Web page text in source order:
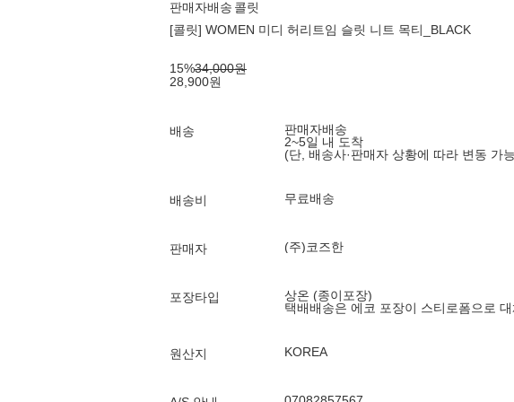
판매자배송 콜릿
[콜릿] WOMEN 미디 허리트임 슬릿 니트 목티_BLACK
15%34,000원
28,900원
배송
판매자배송
2~5일 내 도착
(단, 배송사·판매자 상황에 따라 변동 가
배송비 무료배송
판매자 (주)코즈한
포장타입
상온 (종이포장)
택배배송은 에코 포장이 스티로폼으로 대
원산지 KOREA